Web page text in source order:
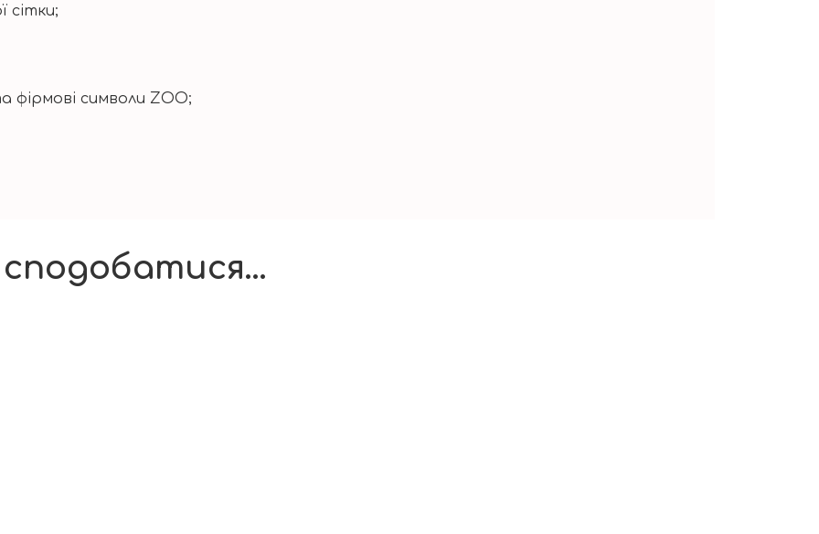
сітки;
фірмові символи ZOO;